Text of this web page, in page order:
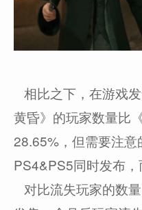
相比之下，在游戏
黄昏》的玩家数量比
28.65%，但需要注
PS4&PS5同时发布，
对比流失玩家的数